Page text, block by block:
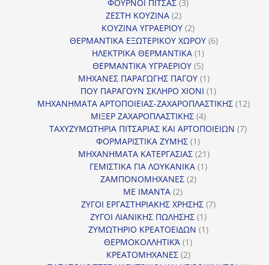
ΦΟΥΡΝΟΙ ΠΙΤΣΑΣ 3
ΖΕΣΤΗ ΚΟΥΖΙΝΑ 22
προϊόντα
ΚΟΥΖΙΝΑ ΥΓΡΑΕΡΙΟΥ 22
προϊόντα
ΘΕΡΜΑΝΤΙΚΑ ΕΞΩΤΕΡΙΚΟΥ ΧΩΡΟΥ 66
ΗΛΕΚΤΡΙΚΑ ΘΕΡΜΑΝΤΙΚΑ 11
προϊόν
ΘΕΡΜΑΝΤΙΚΑ ΥΓΡΑΕΡΙΟΥ 55
προϊόντα
ΜΗΧΑΝΕΣ ΠΑΡΑΓΩΓΗΣ ΠΑΓΟΥ 11
προϊόν
ΠΟΥ ΠΑΡΑΓΟΥΝ ΣΚΛΗΡΟ ΧΙΟΝΙ 11
προϊόν
ΜΗΧΑΝΗΜΑΤΑ ΑΡΤΟΠΟΙΕΙΑΣ-ΖΑΧΑΡΟΠΛΑΣΤΙΚΗΣ 1212
ΜΙΞΕΡ ΖΑΧΑΡΟΠΛΑΣΤΙΚΗΣ 44
προϊόντα
ΤΑΧΥΖΥΜΩΤΗΡΙΑ ΠΙΤΣΑΡΙΑΣ ΚΑΙ ΑΡΤΟΠΟΙΕΙΩΝ 77
ΦΟΡΜΑΡΙΣΤΙΚΑ ΖΥΜΗΣ 11
προϊόν
ΜΗΧΑΝΗΜΑΤΑ ΚΑΤΕΡΓΑΣΙΑΣ 2121
προϊόντα
ΓΕΜΙΣΤΙΚΑ ΓΙΑ ΛΟΥΚΑΝΙΚΑ 11
ΖΑΜΠΟΝΟΜΗΧΑΝΕΣ 22
ΜΕ ΙΜΑΝΤΑ 22
προϊόντα
ΖΥΓΟΙ ΕΡΓΑΣΤΗΡΙΑΚΗΣ ΧΡΗΣΗΣ 77
ΖΥΓΟΙ ΛΙΑΝΙΚΗΣ ΠΩΛΗΣΗΣ 11
προϊόν
ΖΥΜΩΤΗΡΙΟ ΚΡΕΑΤΟΕΙΔΩΝ 11
ΘΕΡΜΟΚΟΛΛΗΤΙΚΆ 11
προϊόν
ΚΡΕΑΤΟΜΗΧΑΝΕΣ 22